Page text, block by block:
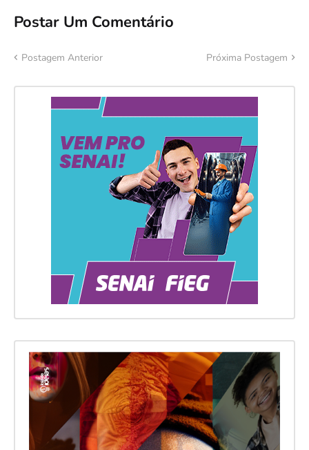
Postar Um Comentário
Postagem Anterior Próxima Postagem